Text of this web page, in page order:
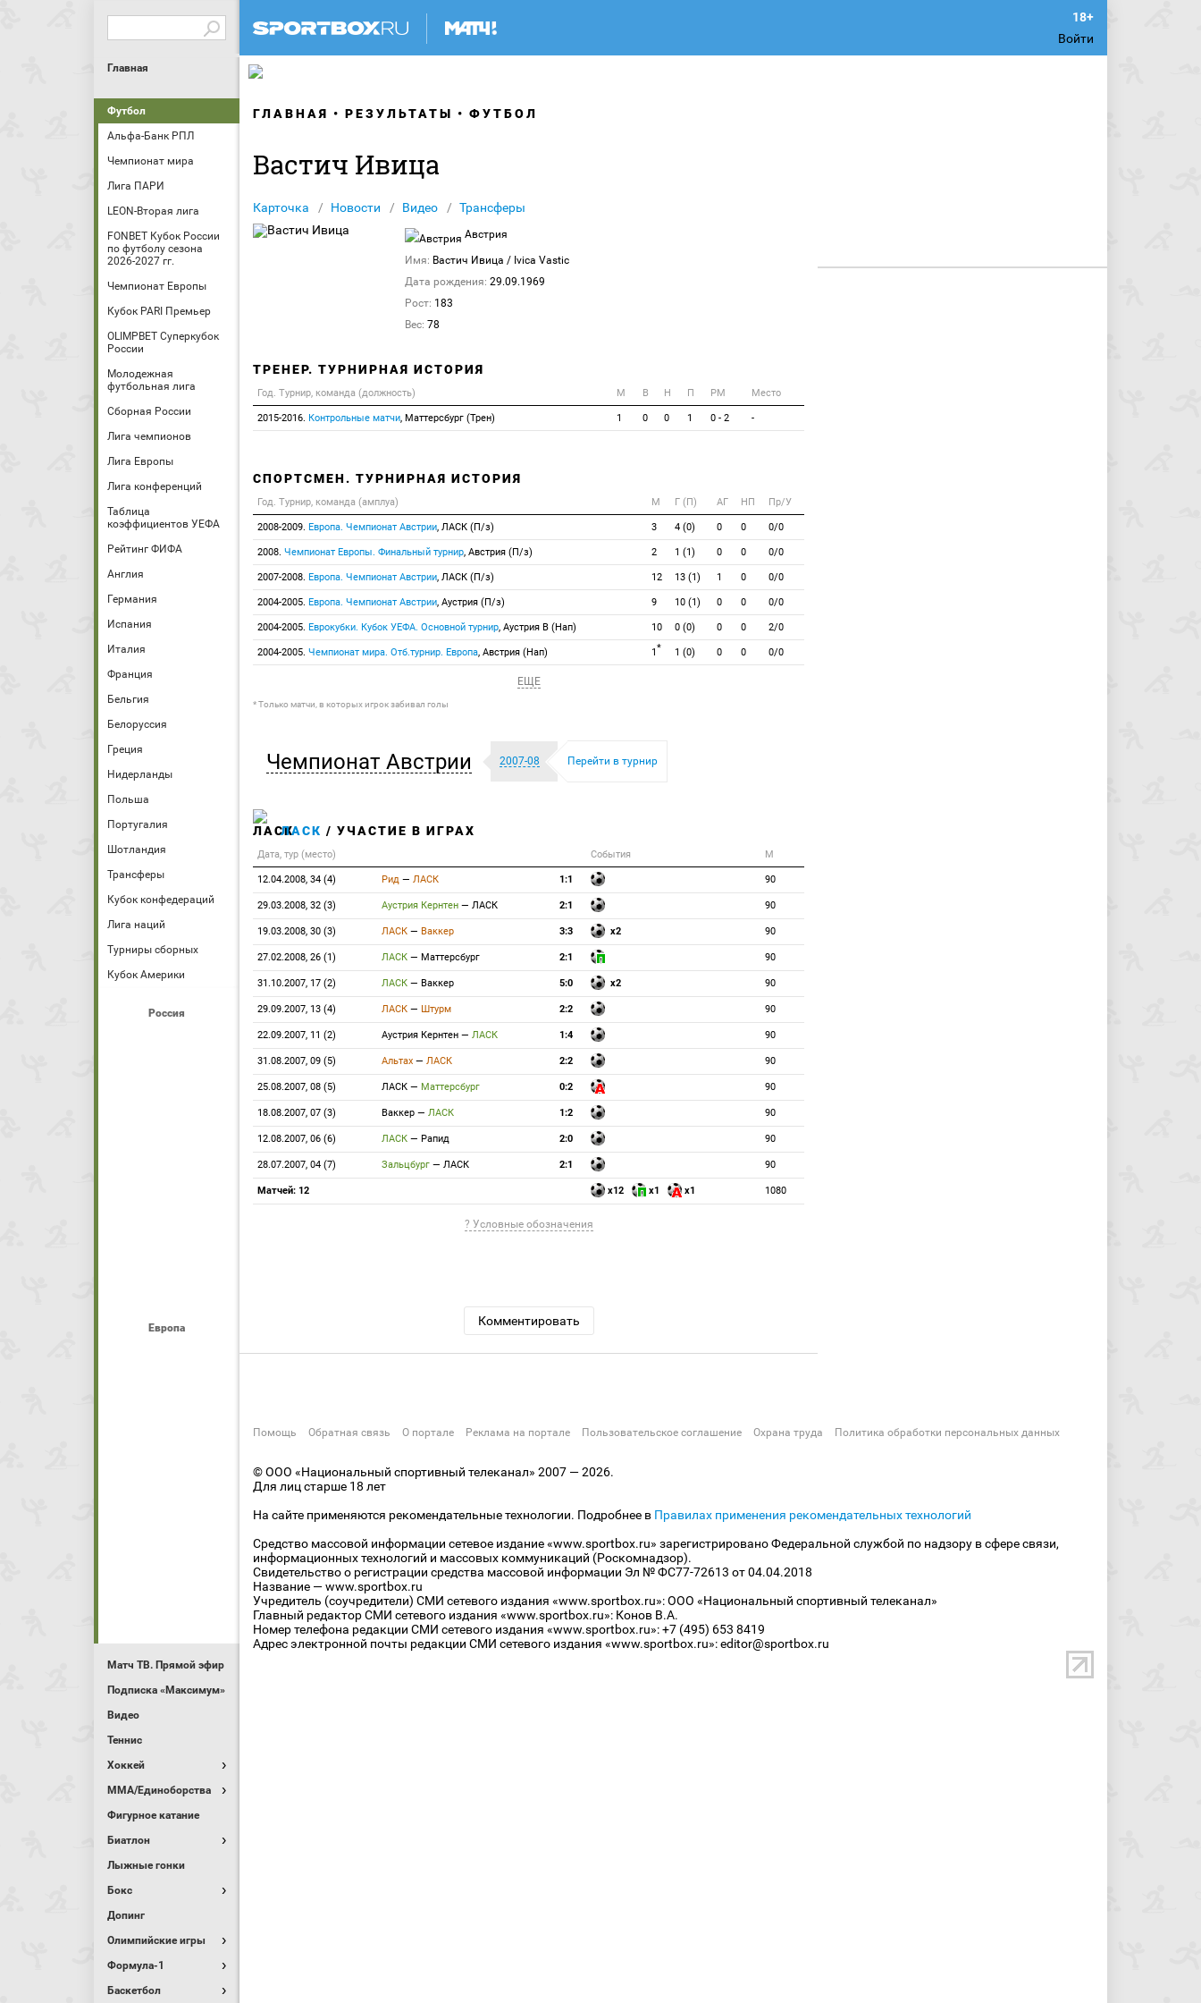
Войти
Главная
Футбол
Альфа-Банк РПЛ
Чемпионат мира
Лига ПАРИ
LEON-Вторая лига
FONBET Кубок России
по футболу сезона
2026-2027 гг.
Чемпионат Европы
Кубок PARI Премьер
OLIMPBET Суперкубок
России
Молодежная
футбольная лига
Сборная России
Лига чемпионов
Лига Европы
Лига конференций
Таблица
коэффициентов УЕФА
Рейтинг ФИФА
Англия
Германия
Испания
Италия
Франция
Бельгия
Белоруссия
Греция
Нидерланды
Польша
Португалия
Шотландия
Трансферы
Кубок конфедераций
Лига наций
Турниры сборных
Кубок Америки
Россия
Европа
Матч ТВ. Прямой эфир
Подписка «Максимум»
Видео
Теннис
Хоккей
MMA/Единоборства
Фигурное катание
Биатлон
Лыжные гонки
Бокс
Допинг
Олимпийские игры
Формула-1
Баскетбол
ГЛАВНАЯ РЕЗУЛЬТАТЫ ФУТБОЛ
Вастич Ивица
Карточка Новости Видео Трансферы
Австрия
Имя: Вастич Ивица / Ivica Vastic
Дата рождения: 29.09.1969
Рост: 183
Вес: 78
ТРЕНЕР. ТУРНИРНАЯ ИСТОРИЯ
Год. Турнир, команда (должность) М В Н П РМ Место
2015-2016. Контрольные матчи, Маттерсбург (Трен) 1 0 0 1 0 - 2 -
СПОРТСМЕН. ТУРНИРНАЯ ИСТОРИЯ
Год. Турнир, команда (амплуа) М Г (П) АГ НП Пр/У
2008-2009. Европа. Чемпионат Австрии, ЛАСК (П/з) 3 4 (0) 0 0 0/0
2008. Чемпионат Европы. Финальный турнир, Австрия (П/з) 2 1 (1) 0 0 0/0
2007-2008. Европа. Чемпионат Австрии, ЛАСК (П/з) 12 13 (1) 1 0 0/0
2004-2005. Европа. Чемпионат Австрии, Аустрия (П/з) 9 10 (1) 0 0 0/0
2004-2005. Еврокубки. Кубок УЕФА. Основной турнир, Аустрия В (Нап) 10 0 (0) 0 0 2/0
2004-2005. Чемпионат мира. Отб.турнир. Европа, Австрия (Нап) 1* 1 (0) 0 0 0/0
ЕЩЕ
* Только матчи, в которых игрок забивал голы
Чемпионат Австрии 2007-08 Перейти в турнир
ЛАСК / УЧАСТИЕ В ИГРАХ
Дата, тур (место) События М
12.04.2008, 34 (4) Рид — ЛАСК 1:1 90
29.03.2008, 32 (3) Аустрия Кернтен — ЛАСК 2:1 90
19.03.2008, 30 (3) ЛАСК — Ваккер 3:3 x2 90
27.02.2008, 26 (1) ЛАСК — Маттерсбург 2:1 90
31.10.2007, 17 (2) ЛАСК — Ваккер 5:0 x2 90
29.09.2007, 13 (4) ЛАСК — Штурм 2:2 90
22.09.2007, 11 (2) Аустрия Кернтен — ЛАСК 1:4 90
31.08.2007, 09 (5) Альтах — ЛАСК 2:2 90
25.08.2007, 08 (5) ЛАСК — Маттерсбург 0:2 90
18.08.2007, 07 (3) Ваккер — ЛАСК 1:2 90
12.08.2007, 06 (6) ЛАСК — Рапид 2:0 90
28.07.2007, 04 (7) Зальцбург — ЛАСК 2:1 90
Матчей: 12 x12 x1 x1 1080
? Условные обозначения
Комментировать
Помощь Обратная связь О портале Реклама на портале Пользовательское соглашение Охрана труда Политика обработки персональных данных
© ООО «Национальный спортивный телеканал» 2007 — 2026.
Для лиц старше 18 лет
На сайте применяются рекомендательные технологии. Подробнее в Правилах применения рекомендательных технологий
Средство массовой информации сетевое издание «www.sportbox.ru» зарегистрировано Федеральной службой по надзору в сфере связи,
информационных технологий и массовых коммуникаций (Роскомнадзор).
Свидетельство о регистрации средства массовой информации Эл № ФС77-72613 от 04.04.2018
Название — www.sportbox.ru
Учредитель (соучредители) СМИ сетевого издания «www.sportbox.ru»: ООО «Национальный спортивный телеканал»
Главный редактор СМИ сетевого издания «www.sportbox.ru»: Конов В.А.
Номер телефона редакции СМИ сетевого издания «www.sportbox.ru»: +7 (495) 653 8419
Адрес электронной почты редакции СМИ сетевого издания «www.sportbox.ru»: editor@sportbox.ru